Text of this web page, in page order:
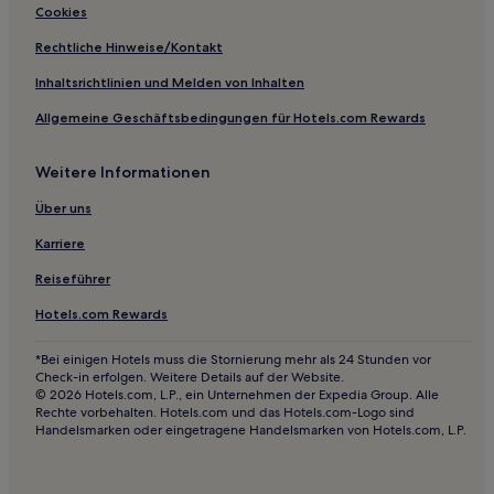
Lgbtqia-Freundliche in Boynton Beach
Strand in Hallandale Beach
Hotels nahe Holiday Park
Hotels nahe New River Marina
Hotels nahe City of Fort Lauderdale Las Olas Marina
North Lauderdale Hotels
Cookies
Rechtliche Hinweise/Kontakt
Inhaltsrichtlinien und Melden von Inhalten
Allgemeine Geschäftsbedingungen für Hotels.com Rewards
Weitere Informationen
Über uns
Karriere
Reiseführer
Hotels.com Rewards
*Bei einigen Hotels muss die Stornierung mehr als 24 Stunden vor
Check-in erfolgen. Weitere Details auf der Website.
© 2026 Hotels.com, L.P., ein Unternehmen der Expedia Group. Alle
Rechte vorbehalten. Hotels.com und das Hotels.com-Logo sind
Handelsmarken oder eingetragene Handelsmarken von Hotels.com, L.P.